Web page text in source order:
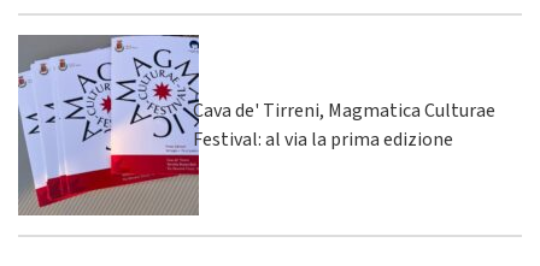
Cava de' Tirreni, Magmatica Culturae
Festival: al via la prima edizione